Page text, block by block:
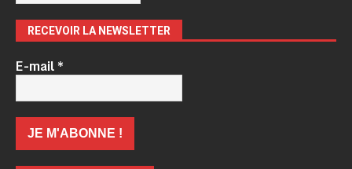
RECEVOIR LA NEWSLETTER
E-mail*